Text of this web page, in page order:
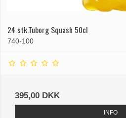
24 stk.Tuborg Squash 50cl
740-100
395,00 DKK
INFO